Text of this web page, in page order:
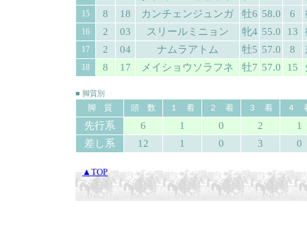
15 8 18 カンチェンジュンガ 牡6 58.0 6
16 2 03 スリールミニョン 牝4 55.0 13
17 2 04 ナムラアトム 牡5 57.0 8
18 8 17 メイショウソラフネ 牡7 57.0 15
■ 脚質別
脚 質 頭 数 １ 着 ２ 着 ３ 着 ４
先行系 6 1 0 2
1
差し系
12 1 0 3 0
▲TOP